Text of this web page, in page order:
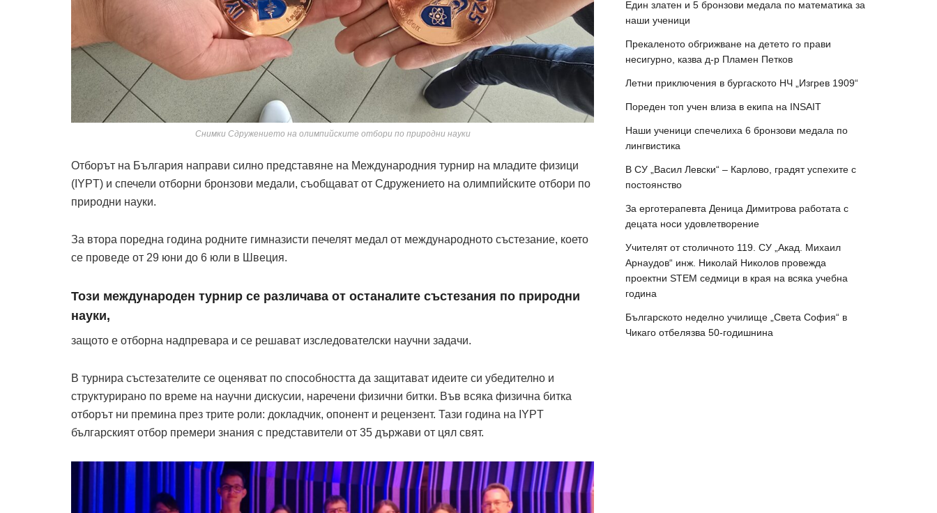
Снимки Сдружението на олимпийските отбори по природни науки
Отборът на България направи силно представяне на Международния турнир на младите физици
(IYPT) и спечели отборни бронзови медали, съобщават от Сдружението на олимпийските отбори по
природни науки.
За втора поредна година родните гимназисти печелят медал от международното състезание, което
се проведе от 29 юни до 6 юли в Швеция.
Този международен турнир се различава от останалите състезания по природни
науки,
защото е отборна надпревара и се решават изследователски научни задачи.
В турнира състезателите се оценяват по способността да защитават идеите си убедително и
структурирано по време на научни дискусии, наречени физични битки. Във всяка физична битка
отборът ни премина през трите роли: докладчик, опонент и рецензент. Тази година на IYPT
българският отбор премери знания с представители от 35 държави от цял свят.
Един златен и 5 бронзови медала по математика за
наши ученици
Прекаленото обгрижване на детето го прави
несигурно, казва д-р Пламен Петков
Летни приключения в бургаското НЧ „Изгрев 1909“
Пореден топ учен влиза в екипа на INSAIT
Наши ученици спечелиха 6 бронзови медала по
лингвистика
В СУ „Васил Левски“ – Карлово, градят успехите с
постоянство
За ерготерапевта Деница Димитрова работата с
децата носи удовлетворение
Учителят от столичното 119. СУ „Акад. Михаил
Арнаудов“ инж. Николай Николов провежда
проектни STEM седмици в края на всяка учебна
година
Българското неделно училище „Света София“ в
Чикаго отбелязва 50-годишнина